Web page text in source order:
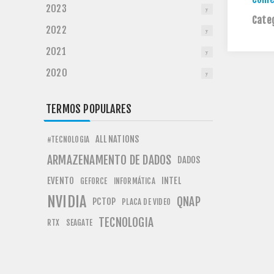
2023
2022
2021
2020
TERMOS POPULARES
#TECNOLOGIA ALL NATIONS
ARMAZENAMENTO DE DADOS DADOS
EVENTO
GEFORCE INFORMÁTICA INTEL
NVIDIA PCTOP PLACA DE VIDEO QNAP
RTX SEAGATE TECNOLOGIA